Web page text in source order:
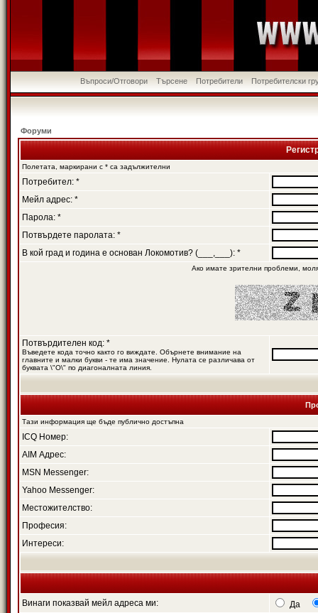
Въпроси/Отговори Търсене Потребители Потребителски
Форуми
Полетата, маркирани с * са задължителни
Потребител: *
Мейл адрес: *
Парола: *
Потвърдете паролата: *
В кой град и година е основан Локомотив? (___,___): *
Ако имате зрителни проблеми,
Потвърдителен код: *
Въведете кода точно както го виждате. Обърнете внимание на
главните и малки букви - те има значение. Нулата се различава от
буквата \"O\" по диагоналната линия.
Тази информация ще бъде публично достъпна
ICQ Номер:
AIM Адрес:
MSN Messenger:
Yahoo Messenger:
Местожителство:
Професия:
Интереси:
Винаги показвай мейл адреса ми:
Да